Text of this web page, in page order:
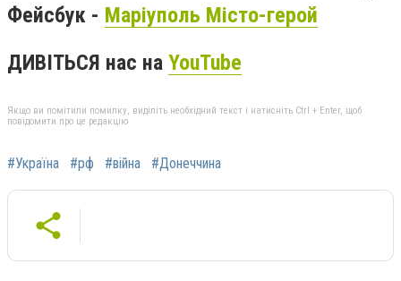
Фейсбук - Маріуполь Місто-герой
ДИВІТЬСЯ нас на YouTube
Якщо ви помітили помилку, виділіть необхідний текст і натисніть Ctrl + Enter, щоб
повідомити про це редакцію
#Україна #рф #війна #Донеччина